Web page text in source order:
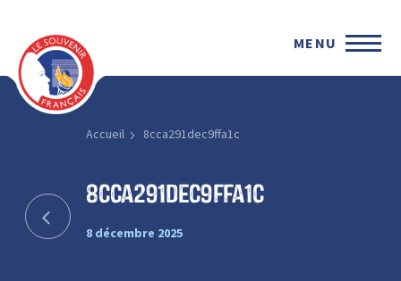
MENU
Accueil 8cca291dec9ffa1c
8cca291dec9ffa1c
8 décembre 2025